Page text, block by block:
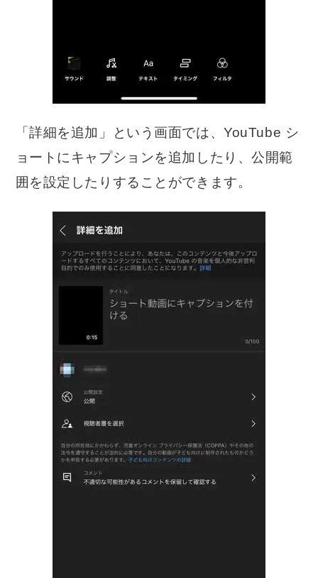
「詳細を追加」という画面では、YouTube シ
ョートにキャプションを追加したり、公開範
囲を設定したりすることができます。